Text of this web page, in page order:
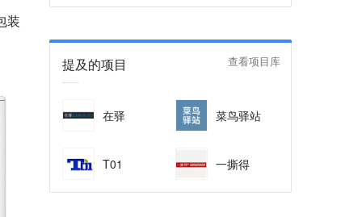
装
提及的项目 查看项目库
在驿 菜鸟驿站
T01 一撕得